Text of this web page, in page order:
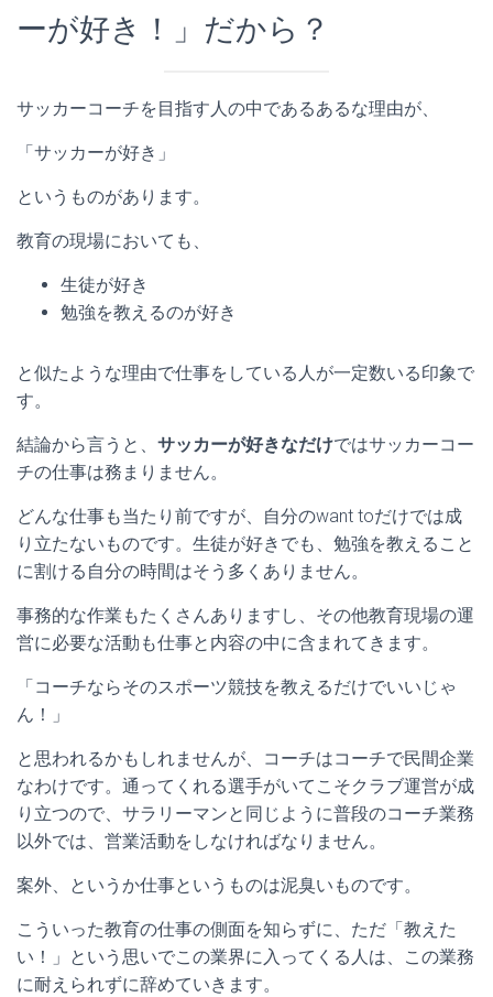
ーが好き！」だから？
サッカーコーチを目指す人の中であるあるな理由が、
「サッカーが好き」
というものがあります。
教育の現場においても、
生徒が好き
勉強を教えるのが好き
と似たような理由で仕事をしている人が一定数いる印象で
す。
結論から言うと、 サッカーが好きなだけではサッカーコー
チの仕事は務まりません。
どんな仕事も当たり前ですが、自分のwant toだけでは成
り立たないものです。生徒が好きでも、勉強を教えること
に割ける自分の時間はそう多くありません。
事務的な作業もたくさんありますし、その他教育現場の運
営に必要な活動も仕事と内容の中に含まれてきます。
「コーチならそのスポーツ競技を教えるだけでいいじゃ
ん！」
と思われるかもしれませんが、コーチはコーチで民間企業
なわけです。通ってくれる選手がいてこそクラブ運営が成
り立つので、サラリーマンと同じように普段のコーチ業務
以外では、営業活動をしなければなりません。
案外、というか仕事というものは泥臭いものです。
こういった教育の仕事の側面を知らずに、ただ「教えた
い！」という思いでこの業界に入ってくる人は、この業務
に耐えられずに辞めていきます。